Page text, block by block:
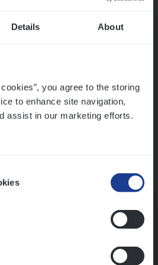
Details About
you agree to the storing
to enhance site navigation,
assist in our marketing efforts.